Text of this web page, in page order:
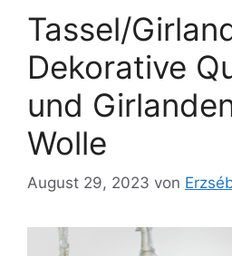
Tassel/
Dekorative
und
Wolle
August 29, 2023 von